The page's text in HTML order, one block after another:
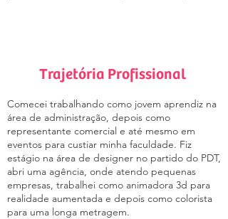
Trajetória Profissional
Comecei trabalhando como jovem aprendiz na
área de administração, depois como
representante comercial e até mesmo em
eventos para custiar minha faculdade. Fiz
estágio na área de designer no partido do PDT,
abri uma agência, onde atendo pequenas
empresas, trabalhei como animadora 3d para
realidade aumentada e depois como colorista
para uma longa metragem.